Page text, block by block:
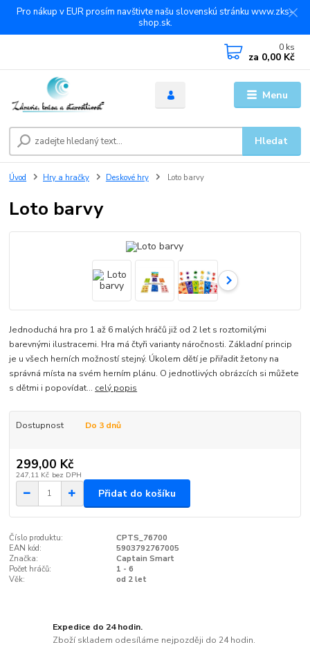
Pro nákup v EUR prosím navštivte našu slovenskú stránku www.zks-
shop.sk.
Menu
Hledat
0 ks
za 0,00 Kč
Úvod Hry a hračky Deskové hry Loto barvy
Loto barvy
Jednoduchá hra pro 1 až 6 malých hráčů již od 2 let s roztomilými
barevnými ilustracemi. Hra má čtyři varianty náročnosti. Základní princip
je u všech herních možností stejný. Úkolem dětí je přiřadit žetony na
správná místa na svém herním plánu. O jednotlivých obrázcích si můžete
s dětmi i popovídat... celý popis
Dostupnost Do 3 dnů
299,00 Kč
247,11 Kč bez DPH
Přidat do košíku
Číslo produktu:
CPTS_76700
EAN kód:
5903792767005
Značka:
Captain Smart
Počet hráčů:
1 - 6
Věk:
od 2 let
Expedice do 24 hodin.
Zboží skladem odesíláme nejpozději do 24 hodin.